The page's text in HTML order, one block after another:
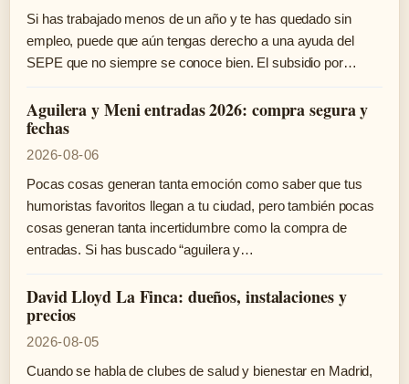
Si has trabajado menos de un año y te has quedado sin
empleo, puede que aún tengas derecho a una ayuda del
SEPE que no siempre se conoce bien. El subsidio por…
Aguilera y Meni entradas 2026: compra segura y
fechas
2026-08-06
Pocas cosas generan tanta emoción como saber que tus
humoristas favoritos llegan a tu ciudad, pero también pocas
cosas generan tanta incertidumbre como la compra de
entradas. Si has buscado “aguilera y…
David Lloyd La Finca: dueños, instalaciones y
precios
2026-08-05
Cuando se habla de clubes de salud y bienestar en Madrid,